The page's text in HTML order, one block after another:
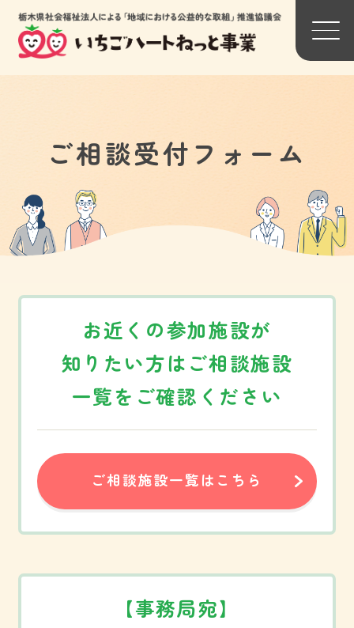
標準 黒 黄
わたしたちについて
お知らせ
おこまり福祉相談
ご相談施設一覧
参加法人一覧
サイトマップ
ご相談受付フォーム
プライバシーポリシー
ご相談受付フォーム
お近くの参加施設が
知りたい方は ご相談施設
一覧をご確認ください
ご相談施設一覧はこちら
【事務局宛】